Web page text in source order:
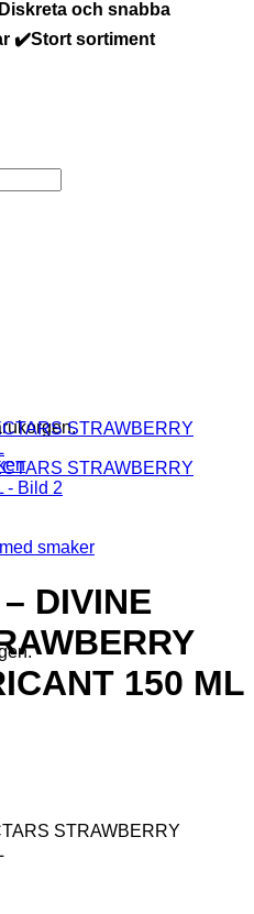
och snabba
✔️Stort sortiment
smaker
DIVINE
150 ML
STRAWBERRY